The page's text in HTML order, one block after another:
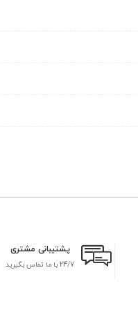
پشتیبانی مشتری
24/7 با ما تماس بگیرید